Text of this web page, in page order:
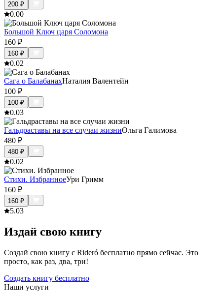
200 ₽
0.00
Большой Ключ царя Соломона
160 ₽
160 ₽
0.02
Сага о БалабанахНаталия Валентейн
100 ₽
100 ₽
0.03
Гальдраставы на все случаи жизниОльга Галимова
480 ₽
480 ₽
0.02
Стихи. ИзбранноеУри Гримм
160 ₽
160 ₽
5.03
Издай свою книгу
Создай свою книгу с Rideró бесплатно прямо сейчас. Это
просто, как раз, два, три!
Создать книгу бесплатно
Наши услуги